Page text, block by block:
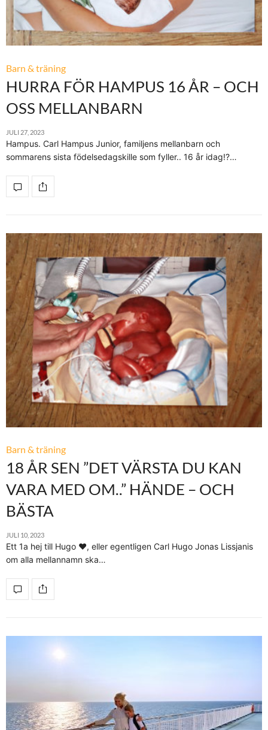
Barn & träning
HURRA FÖR HAMPUS 16 ÅR – OCH
OSS MELLANBARN
JULI 27, 2023
Hampus. Carl Hampus Junior, familjens mellanbarn och
sommarens sista födelsedagskille som fyller.. 16 år idag!?…
Barn & träning
18 ÅR SEN ”DET VÄRSTA DU KAN
VARA MED OM..” HÄNDE – OCH
BÄSTA
JULI 10, 2023
Ett 1a hej till Hugo ♥, eller egentligen Carl Hugo Jonas Lissjanis
om alla mellannamn ska…